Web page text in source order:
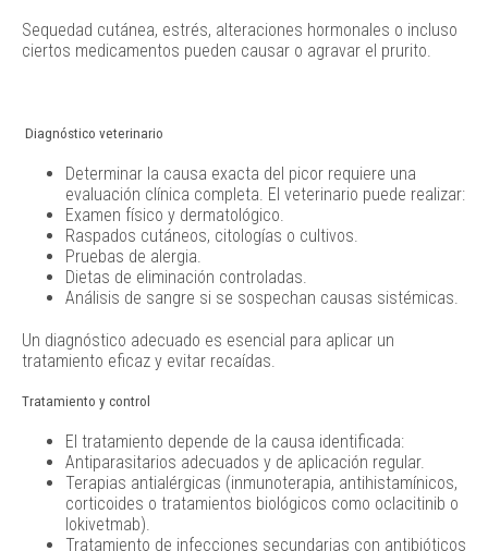
Sequedad cutánea, estrés, alteraciones hormonales o incluso
ciertos medicamentos pueden causar o agravar el prurito.
Diagnóstico veterinario
Determinar la causa exacta del picor requiere una
evaluación clínica completa. El veterinario puede realizar:
Examen físico y dermatológico.
Raspados cutáneos, citologías o cultivos.
Pruebas de alergia.
Dietas de eliminación controladas.
Análisis de sangre si se sospechan causas sistémicas.
Un diagnóstico adecuado es esencial para aplicar un
tratamiento eficaz y evitar recaídas.
Tratamiento y control
El tratamiento depende de la causa identificada:
Antiparasitarios adecuados y de aplicación regular.
Terapias antialérgicas (inmunoterapia, antihistamínicos,
corticoides o tratamientos biológicos como oclacitinib o
lokivetmab).
Tratamiento de infecciones secundarias con antibióticos